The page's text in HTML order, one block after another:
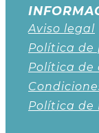
Aviso legal
Política de
Política de
Política de